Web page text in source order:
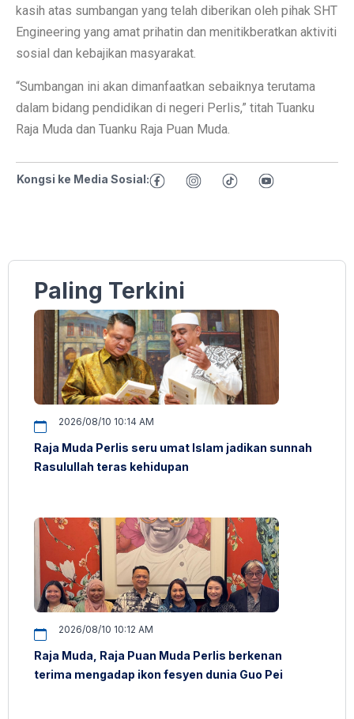
kasih atas sumbangan yang telah diberikan oleh pihak SHT
Engineering yang amat prihatin dan menitikberatkan aktiviti
sosial dan kebajikan masyarakat.
“Sumbangan ini akan dimanfaatkan sebaiknya terutama
dalam bidang pendidikan di negeri Perlis,” titah Tuanku
Raja Muda dan Tuanku Raja Puan Muda.
Kongsi ke Media Sosial:
Paling Terkini
2026/08/10 10:14 AM
Raja Muda Perlis seru umat Islam jadikan sunnah
Rasulullah teras kehidupan
2026/08/10 10:12 AM
Raja Muda, Raja Puan Muda Perlis berkenan
terima mengadap ikon fesyen dunia Guo Pei